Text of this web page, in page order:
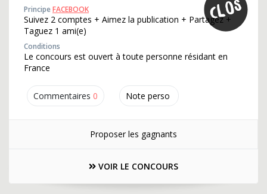
Commentaires 0 Note perso
PrincipeFACEBOOK
Suivez 2 comptes + Aimez la publication + Partagez +
Taguez 1 ami(e)
Conditions
Le concours est ouvert à toute personne résidant en
France
Proposer les gagnants
VOIR LE CONCOURS